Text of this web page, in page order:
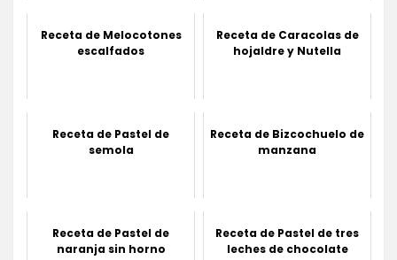
Receta de Melocotones
escalfados
Receta de Caracolas de
hojaldre y Nutella
Receta de Pastel de
semola
Receta de Bizcochuelo de
manzana
Receta de Pastel de
naranja sin horno
Receta de Pastel de tres
leches de chocolate